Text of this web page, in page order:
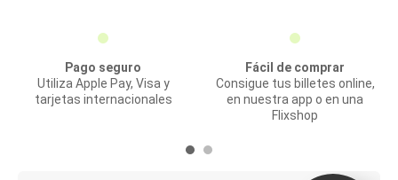
Pago seguro
Utiliza Apple Pay, Visa y
tarjetas internacionales
Fácil de comprar
Consigue tus billetes online,
en nuestra app o en una
Flixshop